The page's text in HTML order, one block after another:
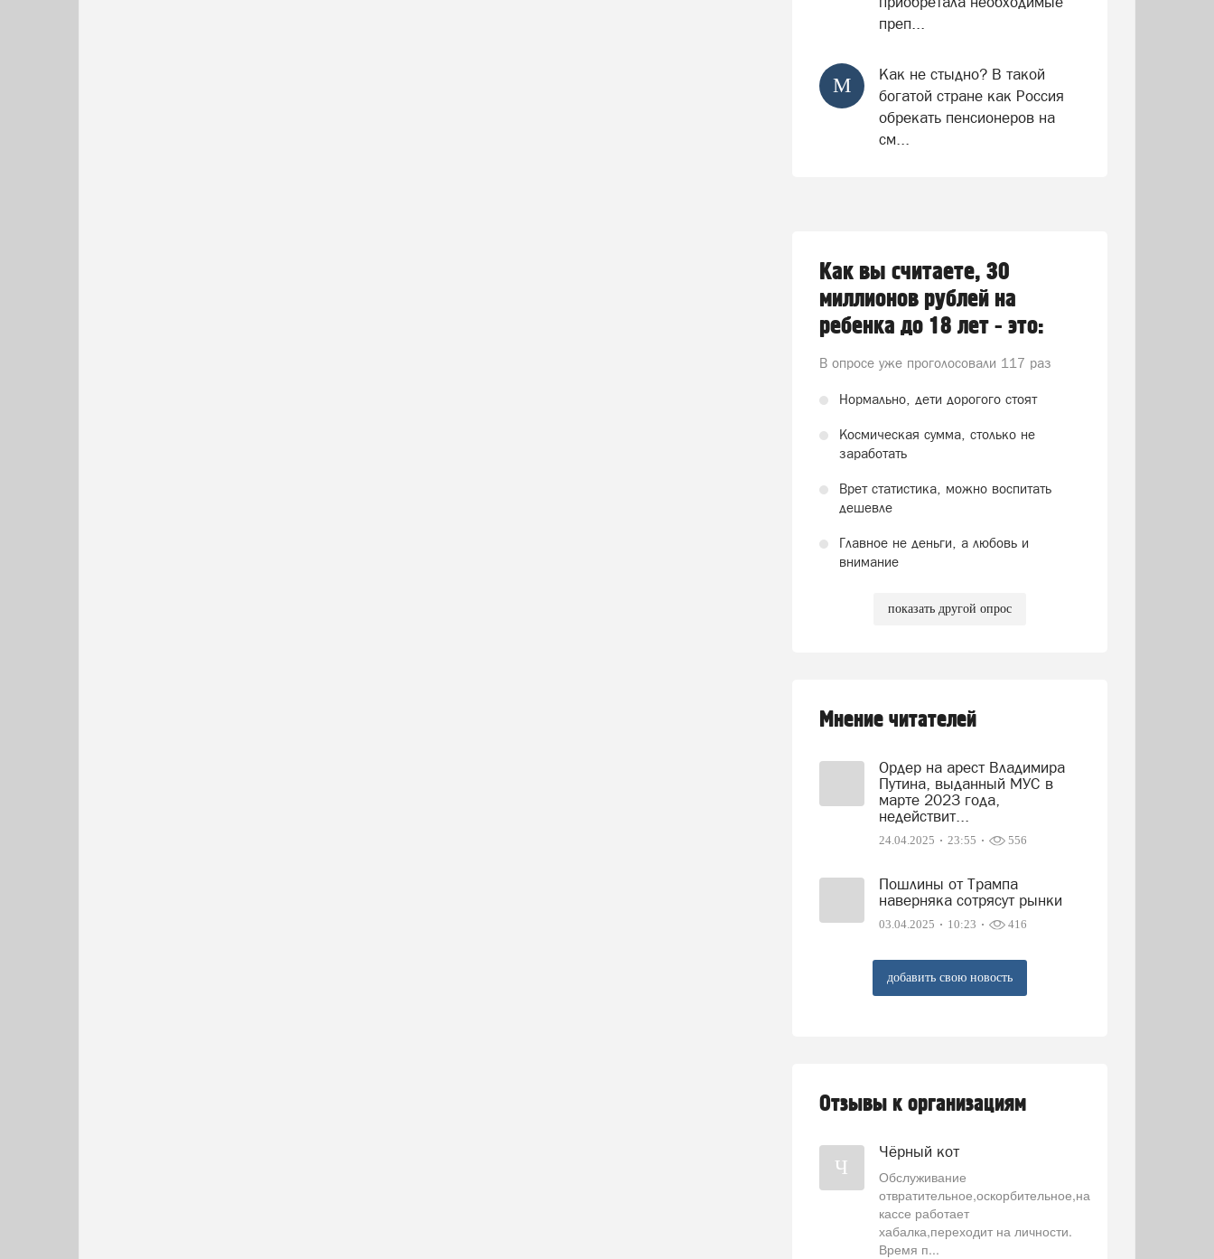
преп...
М
Как не стыдно? В такой
богатой стране как Россия
обрекать пенсионеров на
см...
Как вы считаете, 30
миллионов рублей на
ребенка до 18 лет - это:
В опросе уже проголосовали 117 раз
Нормально, дети дорогого стоят
Космическая сумма, столько не
заработать
Врет статистика, можно воспитать
дешевле
Главное не деньги, а любовь и
внимание
показать другой опрос
Мнение читателей
Ордер на арест Владимира
Путина, выданный МУС в
марте 2023 года,
недействит...
24.04.2025 23:55 556
Пошлины от Трампа
наверняка сотрясут рынки
03.04.2025 10:23 416
добавить свою новость
Отзывы к организациям
Ч
Чёрный кот
Обслуживание
отвратительное,оскорбительное,на
кассе работает
хабалка,переходит на личности.
Время п...